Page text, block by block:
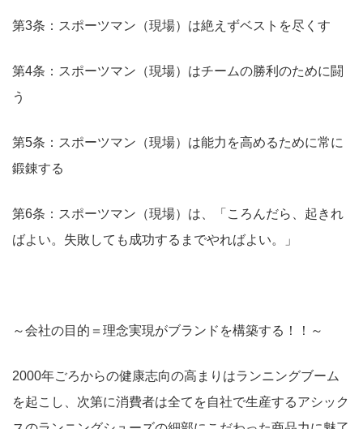
第3条：スポーツマン（現場）は絶えずベストを尽くす
第4条：スポーツマン（現場）はチームの勝利のために闘
う
第5条：スポーツマン（現場）は能力を高めるために常に
鍛錬する
第6条：スポーツマン（現場）は、「ころんだら、起きれ
ばよい。失敗しても成功するまでやればよい。」
～会社の目的＝理念実現がブランドを構築する！！～
2000年ごろからの健康志向の高まりはランニングブーム
を起こし、次第に消費者は全てを自社で生産するアシック